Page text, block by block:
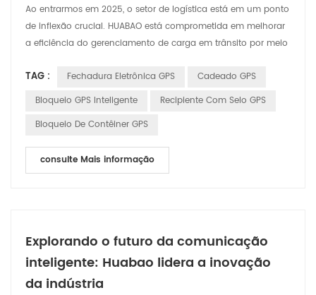
Ao entrarmos em 2025, o setor de logística está em um ponto
de inflexão crucial. HUABAO está comprometida em melhorar
a eficiência do gerenciamento de carga em trânsito por meio
Acreditamos que com soluções inteligentes podemos
melhorar significativamente a segurança e a eficiência do
nossos c...
TAG : Fechadura Eletrônica GPS
Cadeado GPS
Bloqueio GPS Inteligente
Recipiente Com Selo GPS
Bloqueio De Contêiner GPS
consulte Mais informação
Explorando o futuro da comunicação
inteligente: Huabao lidera a inovação
da indústria